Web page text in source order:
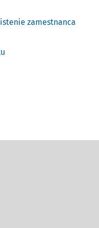
zamestnanca